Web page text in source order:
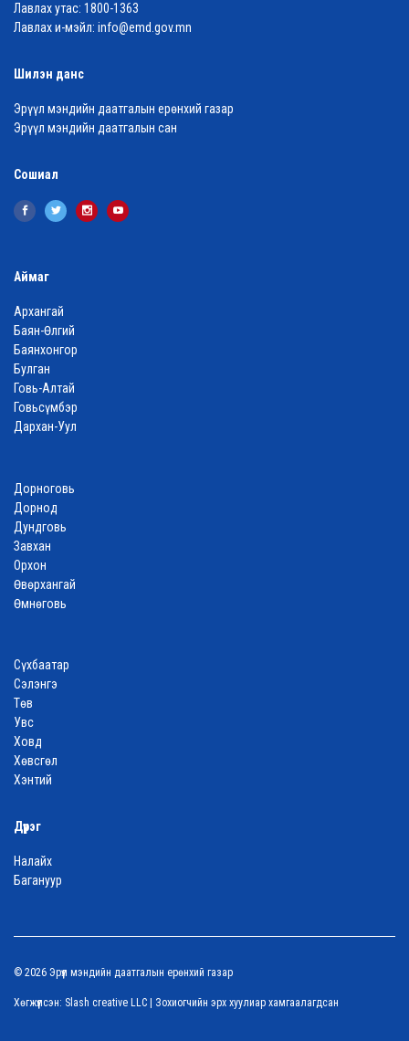
Лавлах утас: 1800-1363
Лавлах и-мэйл: info@emd.gov.mn
Шилэн данс
Эрүүл мэндийн даатгалын ерөнхий газар
Эрүүл мэндийн даатгалын сан
Сошиал
Аймаг
Архангай
Баян-Өлгий
Баянхонгор
Булган
Говь-Алтай
Говьсүмбэр
Дархан-Уул
Дорноговь
Дорнод
Дундговь
Завхан
Орхон
Өвөрхангай
Өмнөговь
Сүхбаатар
Сэлэнгэ
Төв
Увс
Ховд
Хөвсгөл
Хэнтий
Дүүрэг
Налайх
Багануур
© 2026 Эрүүл мэндийн даатгалын ерөнхий газар
Хөгжүүлсэн: Slash creative LLC | Зохиогчийн эрх хуулиар хамгаалагдсан